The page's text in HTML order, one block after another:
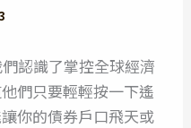
認識了掌控全球經濟
們只要輕輕按一下遙
你的債券戶口飛天或